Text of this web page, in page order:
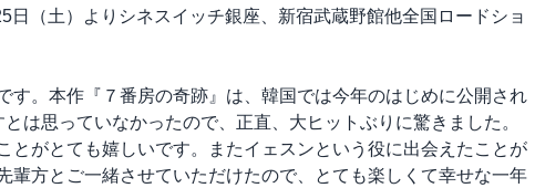
日（土）よりシネスイッチ銀座、新宿武蔵野館他全国ロードショ
す。本作『７番房の奇跡』は、韓国では今年のはじめに公開され
は思っていなかったので、正直、大ヒットぶりに驚きました。
とがとても嬉しいです。またイェスンという役に出会えたことが
輩方とご一緒させていただけたので、とても楽しくて幸せな一年